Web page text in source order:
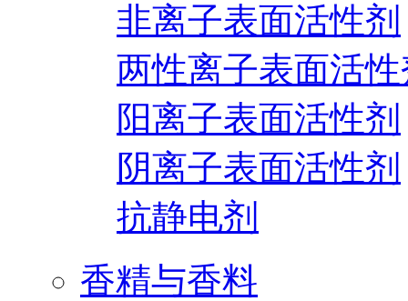
非离子表面活性剂
两性离子表面活
阳离子表面活性剂
阴离子表面活性剂
抗静电剂
香精与香料